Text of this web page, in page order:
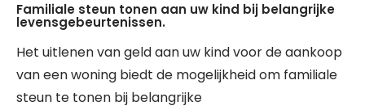
Familiale steun tonen aan uw kind bij belangrijke
levensgebeurtenissen.
Het uitlenen van geld aan uw kind voor de aankoop
van een woning biedt de mogelijkheid om familiale
steun te tonen bij belangrijke